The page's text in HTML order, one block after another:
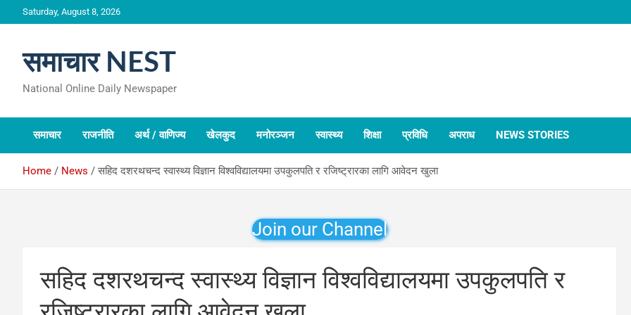
to
Saturday, August 8, 2026
समाचार NEST
National Online Daily Newspaper
समाचार राजनीति अर्थ / वाणिज्य खेलकुद मनोरञ्जन स्वास्थ्य शिक्षा प्रविधि अपराध NEWS STORIES
Home News सहिद दशरथचन्द स्वास्थ्य विज्ञान विश्वविद्यालयमा उपकुलपति र रजिष्ट्रारका लागि आवेदन खुला
Join our Channel
सहिद दशरथचन्द स्वास्थ्य विज्ञान विश्वविद्यालयमा उपकुलपति र